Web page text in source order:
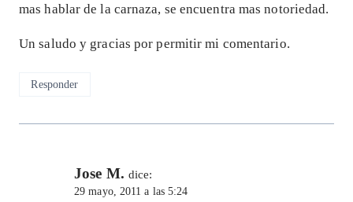
mas hablar de la carnaza, se encuentra mas notoriedad.
Un saludo y gracias por permitir mi comentario.
Responder
Jose M. dice:
29 mayo, 2011 a las 5:24